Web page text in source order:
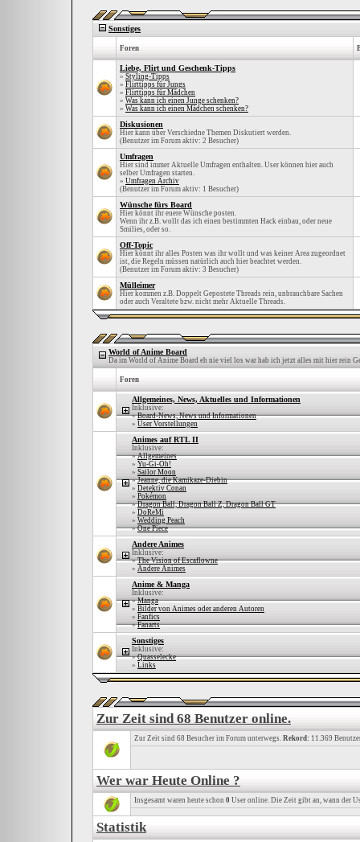
Sonstiges
Foren
Liebe, Flirt und Geschenk-Tipps
» Styling-Tipps
» Flirttipps für Jungs
» Flirttipps für Mädchen
» Was kann ich einen Junge schenken?
» Was kann ich einen Mädchen schenken?
Diskusionen
Hier kann über Verschiedne Themen Diskutiert werden.
(Benutzer im Forum aktiv: 2 Besucher)
Umfragen
Hier sind immer Aktuelle Umfragen enthalten. User können hier auch
selber Umfragen starten.
» Umfragen Archiv
(Benutzer im Forum aktiv: 1 Besucher)
Wünsche fürs Board
Hier könnt ihr euere Wünsche posten.
Wenn ihr z.B. wollt das ich einen bestimmten Hack einbau, oder neue
Smilies, oder so.
Off-Topic
Hier könnt ihr alles Posten was ihr wollt und was keiner Area zugeordnet
ist, die Regeln müssen natürlich auch hier beachtet werden.
(Benutzer im Forum aktiv: 3 Besucher)
Mülleimer
Hier kommen z.B. Doppelt Gepostete Threads rein, unbrauchbare Sachen
oder auch Veraltete bzw. nicht mehr Aktuelle Threads.
World of Anime Board
Da im World of Anime Board eh nie viel los war hab ich jetzt alles mit hier rein
Foren
Allgemeines, News, Aktuelles und Informationen
Inklusive:
»Board-News, News und Informationen
» User Vorstellungen
Animes auf RTL II
Inklusive:
»Allgemeines
» Yu-Gi-Oh!
» Sailor Moon
»Jeanne, die Kamikaze-Diebin
» Detektiv Conan
» Pokémon
»Dragon Ball, Dragon Ball Z, Dragon Ball GT
» DoReMi
» Wedding Peach
»One Piece
Andere Animes
Inklusive:
»The Vision of Escaflowne
» Andere Animes
Anime & Manga
Inklusive:
»Manga
» Bilder von Animes oder anderen Autoren
» Fanfics
»Fanarts
Sonstiges
Inklusive:
»Quasselecke
» Links
Zur Zeit sind 68 Benutzer online.
Zur Zeit sind 68 Besucher im Forum unterwegs. Rekord: 11.369
Wer war Heute Online ?
Insgesamt waren heute schon 0 User online. Die Zeit gibt an, wann der
Statistik